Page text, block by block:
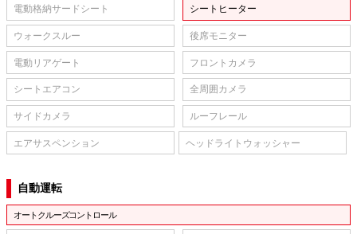
電動格納サードシート シートヒーター
ウォークスルー 後席モニター
電動リアゲート フロントカメラ
シートエアコン 全周囲カメラ
サイドカメラ ルーフレール
エアサスペンション ヘッドライトウォッシャー
自動運転
オートクルーズコントロール